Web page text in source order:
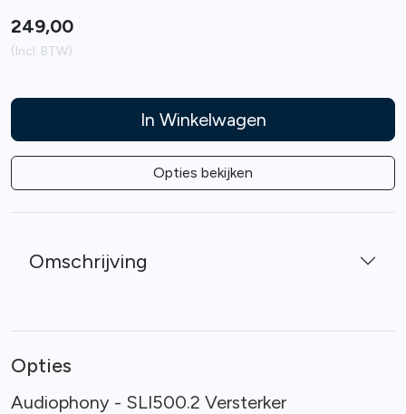
249,00
(Incl. BTW)
In Winkelwagen
Opties bekijken
Omschrijving
Opties
Audiophony - SLI500.2 Versterker